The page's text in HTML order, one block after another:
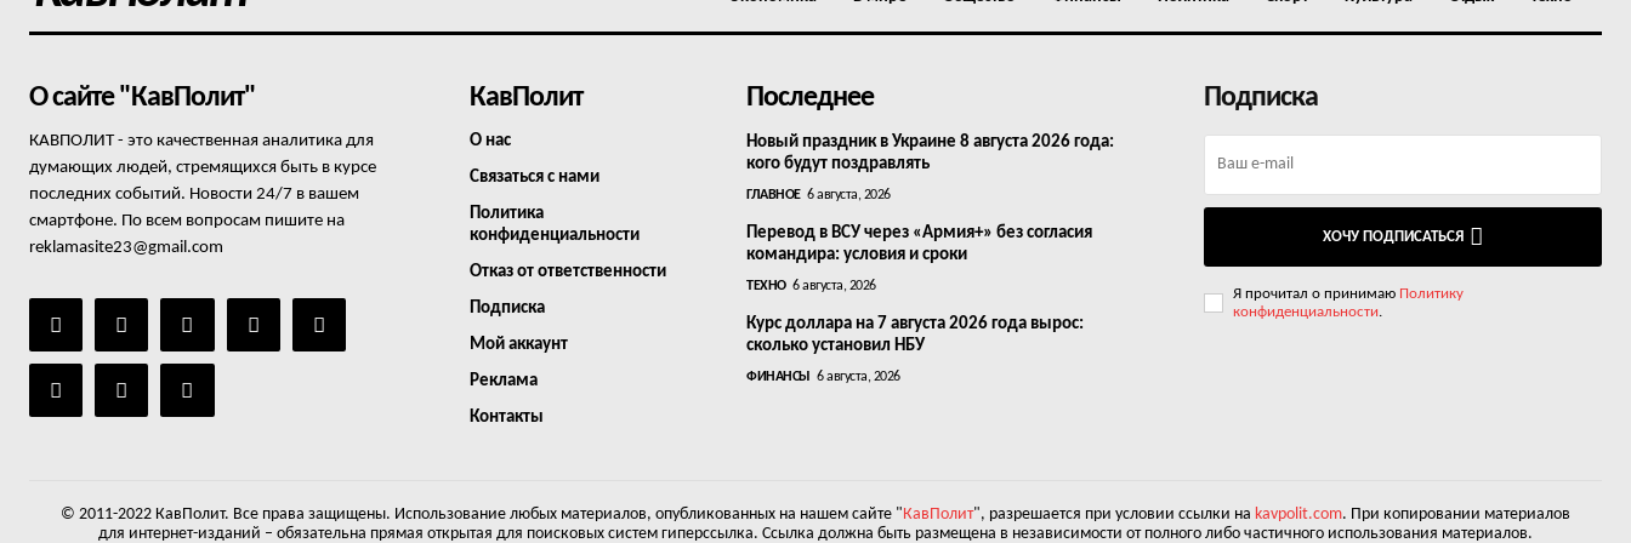
О сайте "КавПолит"
КАВПОЛИТ - это качественная аналитика для
думающих людей, стремящихся быть в курсе
последних событий. Новости 24/7 в вашем
смартфоне. По всем вопросам пишите на
reklamasite23@gmail.com
КавПолит
О нас
Связаться с нами
Политика
конфиденциальности
Отказ от ответственности
Подписка
Мой аккаунт
Реклама
Контакты
Последнее
Новый праздник в Украине 8 августа 2026 года:
кого будут поздравлять
ГЛАВНОЕ 6 августа, 2026
Перевод в ВСУ через «Армия+» без согласия
командира: условия и сроки
ТЕХНО 6 августа, 2026
Курс доллара на 7 августа 2026 года вырос:
сколько установил НБУ
ФИНАНСЫ 6 августа, 2026
Подписка
ХОЧУ ПОДПИСАТЬСЯ
Я прочитал о принимаю Политику
конфиденциальности.
© 2011-2022 КавПолит. Все права защищены. Использование любых материалов, опубликованных на нашем сайте " КавПолит", разрешается при условии ссылки на kavpolit.com. При копировании материалов
для интернет-изданий – обязательна прямая открытая для поисковых систем гиперссылка. Ссылка должна быть размещена в независимости от полного либо частичного использования материалов.